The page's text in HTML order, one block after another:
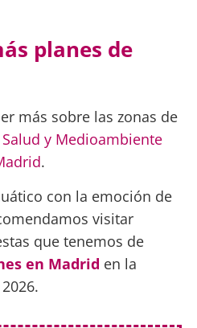
planes de
más sobre las zonas de
y Medioambiente
.
con la emoción de
visitar
que tenemos de
en Madrid en la